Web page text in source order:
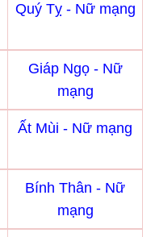
Quý Tỵ - Nữ mạng
Giáp Ngọ - Nữ
mạng
Ất Mùi - Nữ mạng
Bính Thân - Nữ
mạng